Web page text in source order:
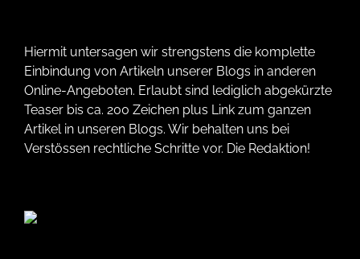
Hiermit untersagen wir strengstens die komplette
Einbindung von Artikeln unserer Blogs in anderen
Online-Angeboten. Erlaubt sind lediglich abgekürzte
Teaser bis ca. 200 Zeichen plus Link zum ganzen
Artikel in unseren Blogs. Wir behalten uns bei
Verstössen rechtliche Schritte vor. Die Redaktion!